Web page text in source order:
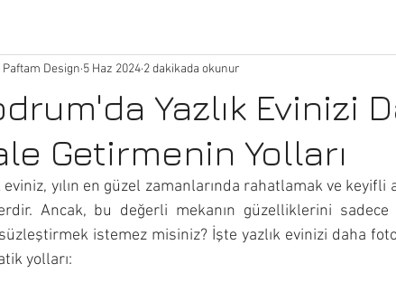
Yazlık Evinizi
Getirmenin Yolları
Paftam Design 5 Haz 2024 2 dakikada okunur
eviniz, yılın en güzel zamanlarında rahatlamak ve
Ancak, bu değerli mekanın güzelliklerini
istemez misiniz? İşte yazlık evinizi daha
yolları: